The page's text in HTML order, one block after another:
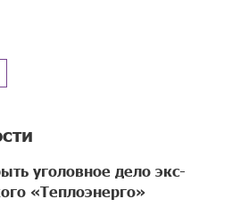
уголовное дело экс-
«Теплоэнерго»